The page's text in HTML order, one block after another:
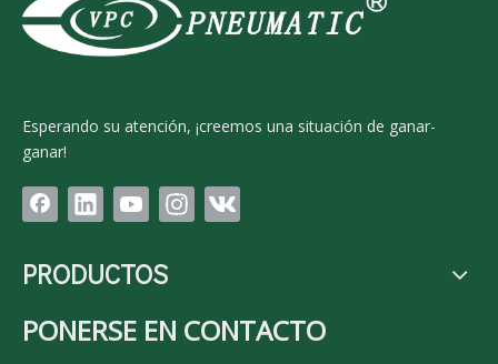
Esperando su atención, ¡creemos una situación de ganar-
ganar!
PRODUCTOS
PONERSE EN CONTACTO